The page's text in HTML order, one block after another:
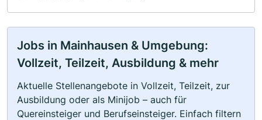
Jobs in Mainhausen & Umgebung:
Vollzeit, Teilzeit, Ausbildung & mehr
Aktuelle Stellenangebote in Vollzeit, Teilzeit, zur
Ausbildung oder als Minijob – auch für
Quereinsteiger und Berufseinsteiger. Einfach filtern